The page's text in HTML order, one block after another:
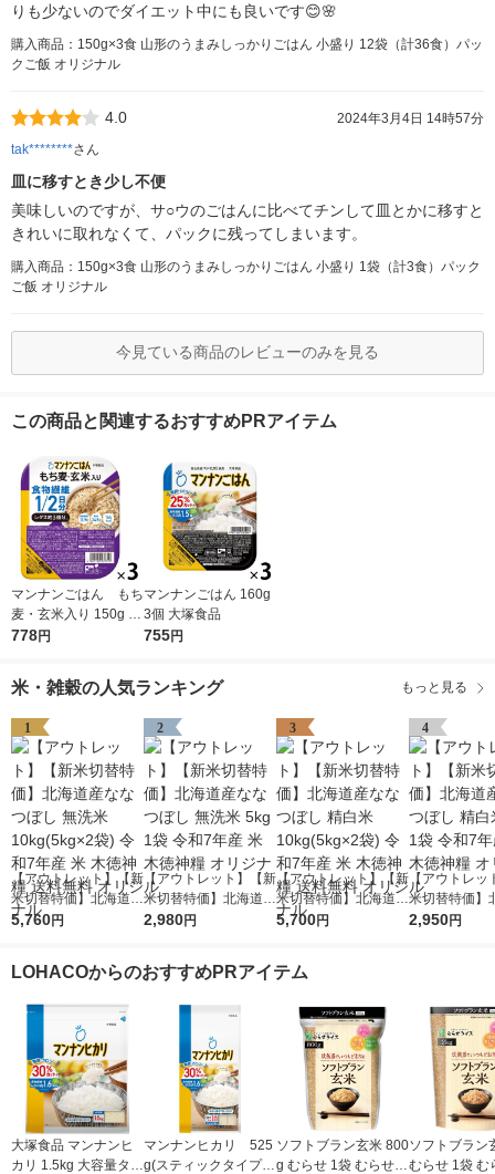
りも少ないのでダイエット中にも良いです😊🌸
購入商品：150g×3食 山形のうまみしっかりごはん 小盛り 12袋（計36食）パッ
クご飯 オリジナル
4.0
2024年3月4日 14時57分
tak********さん
皿に移すとき少し不便
美味しいのですが、サ○ウのごはんに比べてチンして皿とかに移すと
きれいに取れなくて、パックに残ってしまいます。
購入商品：150g×3食 山形のうまみしっかりごはん 小盛り 1袋（計3食）パック
ご飯 オリジナル
今見ている商品のレビューのみを見る
この商品と関連するおすすめPRアイテム
マンナンごはん もち
麦・玄米入り 150g 3
個 大塚食品
778円
マンナンごはん 160g
3個 大塚食品
755円
米・雑穀の人気ランキング もっと見る
1
【アウトレット】【新
米切替特価】北海道産
ななつぼし 無洗米 10
料 オリジナル
5,760円
2
【アウトレット】【新
米切替特価】北海道産
ななつぼし 無洗米 5k
2,980円
3
【アウトレット】【新
米切替特価】北海道産
ななつぼし 精白米 10
料 オリジナル
5,700円
4
【アウトレッ
米切替特価】
ななつぼし 精
2,950円
LOHACOからのおすすめPRアイテム
大塚食品 マンナンヒ
カリ 1.5kg 大容量タイ
マンナンヒカリ 525
g(スティックタイプ)
ソフトブラン玄米 800
g むらせ 1袋 むらせラ
ソフトブラン
むらせ 1袋 む